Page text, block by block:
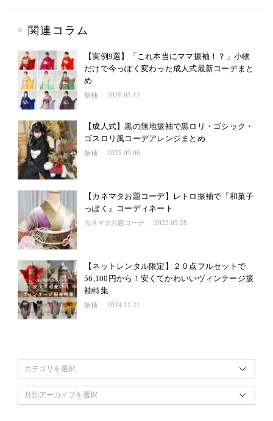
関連コラム
【実例9選】「これ本当にママ振袖！？」小物
だけで今っぽく変わった成人式最新コーデまと
め
振袖 2026.05.12
【成人式】黒の無地振袖で黒ロリ・ゴシック・
ゴスロリ風コーデアレンジまとめ
振袖 2025.09.06
【カネマタお題コーデ】レトロ振袖で『和菓子
っぽく』コーディネート
カネマタお題コーデ 2022.05.28
【ネットレンタル限定】２０点フルセットで
56,100円から！安くてかわいいヴィンテージ振
袖特集
振袖 2024.11.21
カテゴリを選択
月別アーカイブを選択